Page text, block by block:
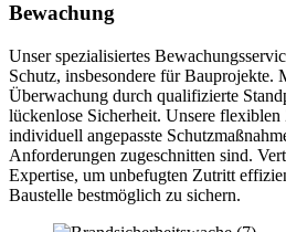
Bewachung
Unser spezialisiertes
Schutz, insbesondere für
Überwachung durch qualifizierte
lückenlose Sicherheit. Unsere
individuell angepasste
Anforderungen zugeschnitten sind.
Expertise, um unbefugten Zutritt
Baustelle bestmöglich zu sichern.